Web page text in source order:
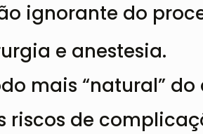
ignorante do
e anestesia.
mais “natural” do
riscos de